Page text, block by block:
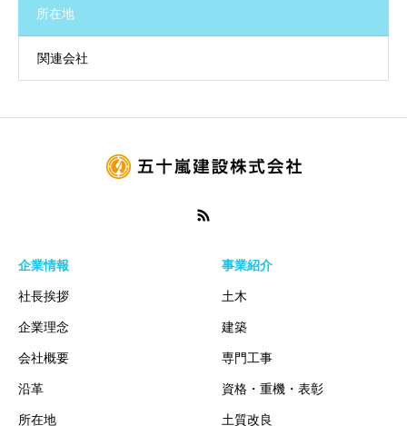
所在地
関連会社
企業情報
社長挨拶
企業理念
会社概要
沿革
所在地
事業紹介
土木
建築
専門工事
資格・重機・表彰
土質改良